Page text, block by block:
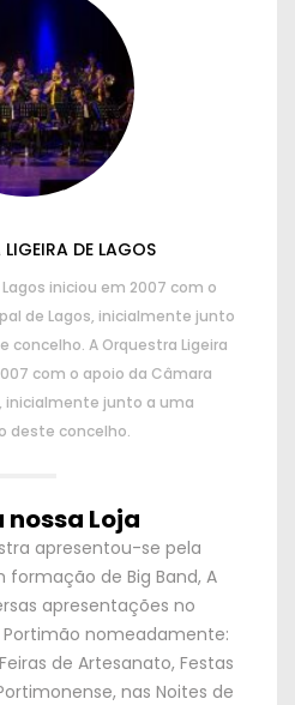
DE LAGOS
iniciou em 2007 com o
de Lagos, inicialmente junto
concelho. A Orquestra Ligeira
com o apoio da Câmara
inicialmente junto a uma
deste concelho.
nossa Loja
apresentou-se pela
formação de Big Band, A
apresentações no
nomeadamente:
de Artesanato, Festas
nas Noites de